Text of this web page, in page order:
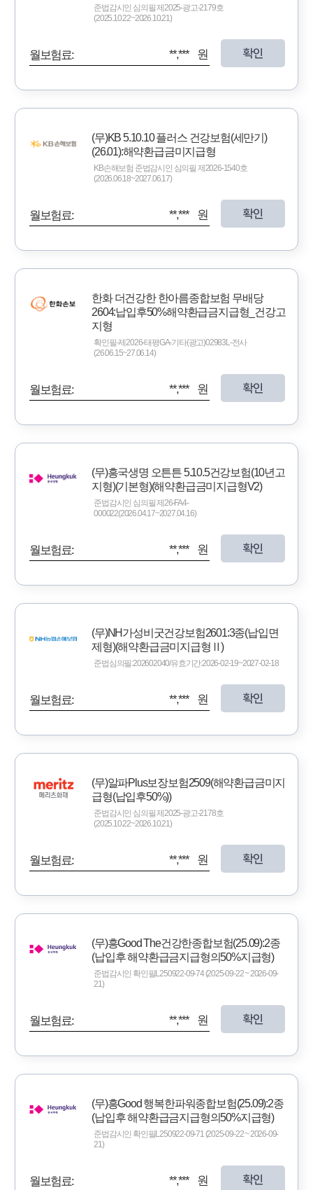
준법감시인 심의필 제2025-광고-2179호
(2025.10.22~2026.10.21)
월보험료: **,*** 원 확인
(무)KB 5.10.10 플러스 건강보험(세만기)
(26.01):해약환급금미지급형
KB손해보험 준법감시인 심의필 제2026-1540호
(2026.06.18~2027.06.17)
월보험료: **,*** 원 확인
한화 더건강한 한아름종합보험 무배당
2604:납입후50%해약환급금지급형_건강고
지형
확인필-제2026-태평GA-기타(광고)02983L-전사
(26.06.15~27.06.14)
월보험료: **,*** 원 확인
(무)흥국생명 오튼튼 5.10.5건강보험(10년고
지형)(기본형)(해약환급금미지급형V2)
준법감시인 심의필 제26-FA4-
000022(2026.04.17~2027.04.16)
월보험료: **,*** 원 확인
(무)NH가성비굿건강보험2601:3종(납입면
제형)(해약환급금미지급형Ⅱ)
준법심의필:202602040/유효기간:2026-02-19~2027-02-18
월보험료: **,*** 원 확인
(무)알파Plus보장보험2509(해약환급금미지
급형(납입후50%))
준법감시인 심의필 제2025-광고-2178호
(2025.10.22~2026.10.21)
월보험료: **,*** 원 확인
(무)흥Good The건강한종합보험(25.09):2종
(납입후 해약환급금지급형의50%지급형)
준법감시인 확인필L250922-09-74 (2025-09-22 ~ 2026-09-
21)
월보험료: **,*** 원 확인
(무)흥Good 행복한파워종합보험(25.09):2종
(납입후 해약환급금지급형의50%지급형)
준법감시인 확인필L250922-09-71 (2025-09-22 ~ 2026-09-
21)
월보험료: **,*** 원 확인